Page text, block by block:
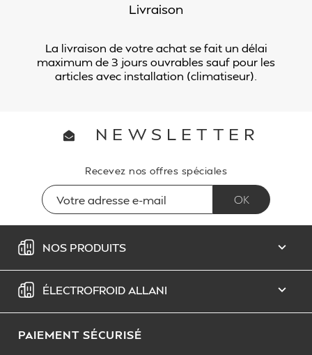
Livraison
La livraison de votre achat se fait un délai
maximum de 3 jours ouvrables sauf pour les
articles avec installation (climatiseur).
NEWSLETTER
Recevez nos offres spéciales
NOS PRODUITS 
ÉLECTROFROID ALLANI 
PAIEMENT SÉCURISÉ